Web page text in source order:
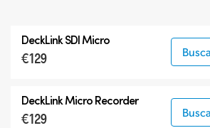
DeckLink SDI 12G
DeckLink SDI Micro
€129
DeckLink Micro Recorder
€129